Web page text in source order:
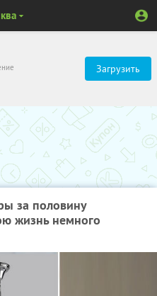
Загрузить
за половину
жизнь немного